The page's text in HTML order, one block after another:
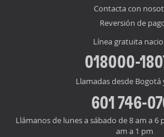
Contacta con
Reversión de
Línea gratuita
018000-
Llamadas desde Bogotá
601 746-
Llámanos de lunes a sábado de 8 am a
am a 1 pm